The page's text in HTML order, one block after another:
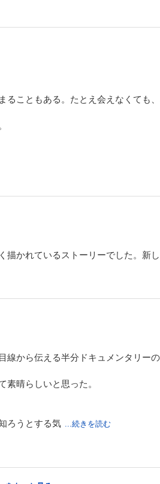
こともある。たとえ会えなくても
かれているストーリーでした。新
から伝える半分ドキュメンタリーの
晴らしいと思った。
ろうとする気 ...続きを読む